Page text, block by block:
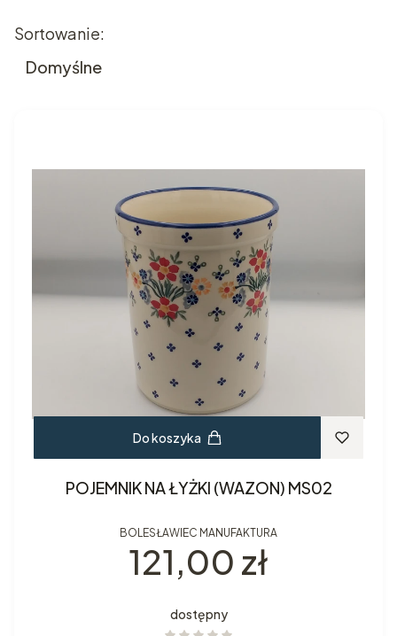
Lista produktów
Sortowanie:
Domyślne
Do koszyka
POJEMNIK NA ŁYŻKI (WAZON) MS02
BOLESŁAWIEC MANUFAKTURA
Cena
121,00 zł
dostępny